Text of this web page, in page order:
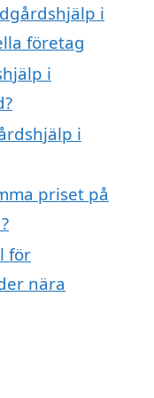
i
företag
i
i
priset på
för
nära